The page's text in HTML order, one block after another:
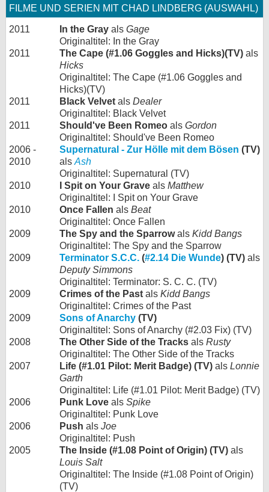
FILME UND SERIEN MIT CHAD LINDBERG (AUSWAHL)
2011 In the Gray als Gage
Originaltitel: In the Gray
2011
The Cape (#1.06 Goggles and Hicks)(TV) als
Hicks
Originaltitel: The Cape (#1.06 Goggles and
Hicks)(TV)
2011
Black Velvet als Dealer
Originaltitel: Black Velvet
2011
Should've Been Romeo als Gordon
Originaltitel: Should've Been Romeo
2006 -
2010
Supernatural - Zur Hölle mit dem Bösen (TV)
als Ash
Originaltitel: Supernatural (TV)
2010
I Spit on Your Grave als Matthew
Originaltitel: I Spit on Your Grave
2010
Once Fallen als Beat
Originaltitel: Once Fallen
2009
The Spy and the Sparrowals Kidd Bangs
Originaltitel: The Spy and the Sparrow
2009
Terminator S.C.C. (#2.14 Die Wunde) (TV) als
Deputy Simmons
Originaltitel: Terminator: S. C. C. (TV)
2009
Crimes of the Past als Kidd Bangs
Originaltitel: Crimes of the Past
2009
Sons of Anarchy (TV)
Originaltitel: Sons of Anarchy (#2.03 Fix) (TV)
2008
The Other Side of the Tracks als Rusty
Originaltitel: The Other Side of the Tracks
2007
Life (#1.01 Pilot: Merit Badge) (TV) als Lonnie
Garth
Originaltitel: Life (#1.01 Pilot: Merit Badge) (TV)
2006
Punk Love als Spike
Originaltitel: Punk Love
2006
Push als Joe
Originaltitel: Push
2005
The Inside (#1.08 Point of Origin) (TV) als
Louis Salt
Originaltitel: The Inside (#1.08 Point of Origin)
(TV)